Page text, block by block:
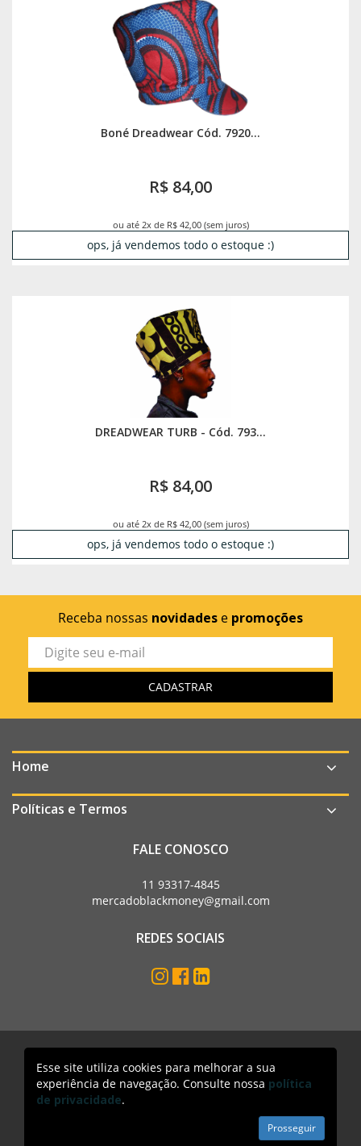
Boné Dreadwear Cód. 7920...
R$ 84,00
ou até 2x de R$ 42,00 (sem juros)
ops, já vendemos todo o estoque :)
DREADWEAR TURB - Cód. 793...
R$ 84,00
ou até 2x de R$ 42,00 (sem juros)
ops, já vendemos todo o estoque :)
Receba nossas novidades e promoções
Home
Políticas e Termos
FALE CONOSCO
11 93317-4845
mercadoblackmoney@gmail.com
REDES SOCIAIS
Mercado Black Money. Todos os direitos reservados
Acesso lojista
Esse site utiliza cookies para melhorar a sua
experiência de navegação. Consulte nossa política
de privacidade.
Prosseguir